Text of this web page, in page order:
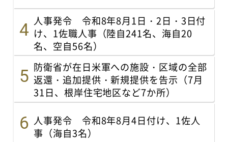
人事発令 令和8年8月1日・2日・3日付
け、1佐職人事（陸自241名、海自20
名、空自56名）
防衛省が在日米軍への施設・区域の全部
返還・追加提供・新規提供を告示（7月
31日、根岸住宅地区など7か所）
人事発令 令和8年8月4日付け、1佐人
事（海自3名）